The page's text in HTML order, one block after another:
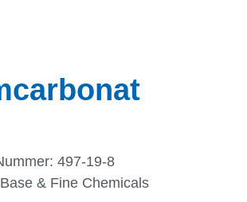
497-19-8
Base & Fine Chemicals